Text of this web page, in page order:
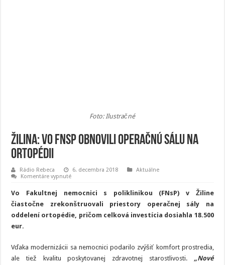
Foto: Ilustračné
Žilina: Vo FNsP obnovili operačnú sálu na
ortopédii
Rádio Rebeca 6. decembra 2018
Aktuálne
Komentáre vypnuténa
FNsP
obnovili
sálu
Vo Fakultnej nemocnici s poliklinikou (FNsP) v Žiline
čiastočne zrekonštruovali priestory operačnej sály na
oddelení ortopédie, pričom celková investícia dosiahla 18.500
eur.
Vďaka modernizácii sa nemocnici podarilo zvýšiť komfort prostredia,
ale tiež kvalitu poskytovanej zdravotnej starostlivosti. „Nové